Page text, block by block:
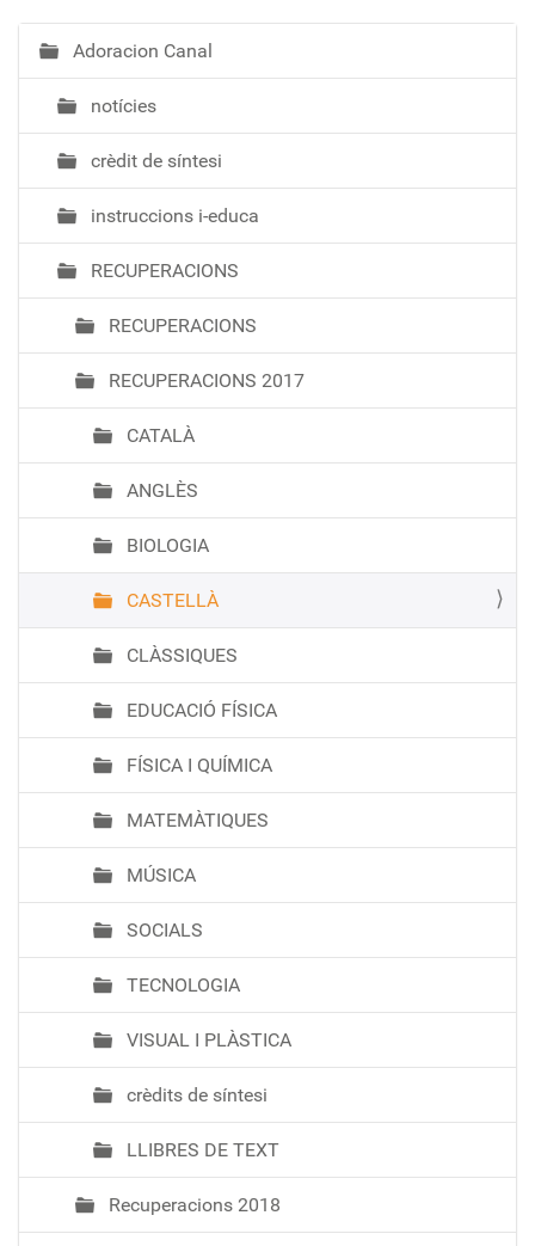
N
a
e
a
Adoracion Canal
notícies
crèdit de síntesi
instruccions i-educa
RECUPERACIONS
RECUPERACIONS
RECUPERACIONS 2017
CATALÀ
ANGLÈS
BIOLOGIA
CASTELLÀ
CLÀSSIQUES
EDUCACIÓ FÍSICA
FÍSICA I QUÍMICA
MATEMÀTIQUES
MÚSICA
SOCIALS
TECNOLOGIA
VISUAL I PLÀSTICA
crèdits de síntesi
LLIBRES DE TEXT
Recuperacions 2018